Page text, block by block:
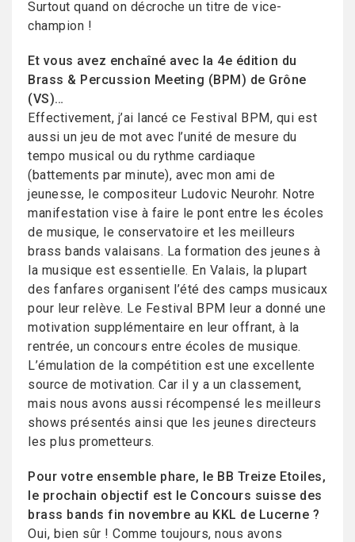
Surtout quand on décroche un titre de vice-
champion !
Et vous avez enchaîné avec la 4e édition du
Brass & Percussion Meeting (BPM) de Grône
(VS)…
Effectivement, j’ai lancé ce Festival BPM, qui est
aussi un jeu de mot avec l’unité de mesure du
tempo musical ou du rythme cardiaque
(battements par minute), avec mon ami de
jeunesse, le compositeur Ludovic Neurohr. Notre
manifestation vise à faire le pont entre les écoles
de musique, le conservatoire et les meilleurs
brass bands valaisans. La formation des jeunes à
la musique est essentielle. En Valais, la plupart
des fanfares organisent l’été des camps musicaux
pour leur relève. Le Festival BPM leur a donné une
motivation supplémentaire en leur offrant, à la
rentrée, un concours entre écoles de musique.
L’émulation de la compétition est une excellente
source de motivation. Car il y a un classement,
mais nous avons aussi récompensé les meilleurs
shows présentés ainsi que les jeunes directeurs
les plus prometteurs.
Pour votre ensemble phare, le BB Treize Etoiles,
le prochain objectif est le Concours suisse des
brass bands fin novembre au KKL de Lucerne ?
Oui, bien sûr ! Comme toujours, nous avons